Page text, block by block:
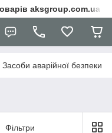
aksgroup.com.ua
Засоби аварійної безпеки
Фільтри